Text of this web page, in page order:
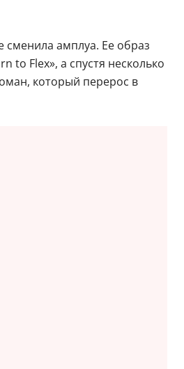
сменила амплуа. Ее образ
Flex», а спустя несколько
который перерос в